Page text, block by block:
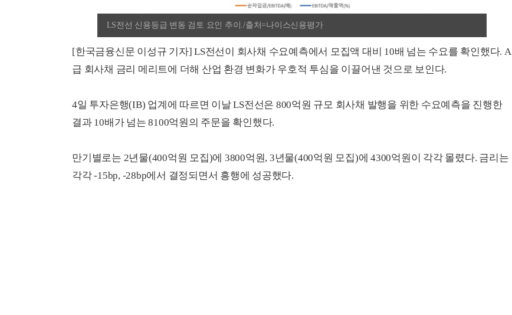
LS전선 신용등급 변동 검토 요인 추이./출처=나이스신용평가
[한국금융신문 이성규 기자] LS전선이 회사채 수요예측에서 모집액 대비 10배 넘는 수요를 확인했다. A
급 회사채 금리 메리트에 더해 산업 환경 변화가 우호적 투심을 이끌어낸 것으로 보인다.
4일 투자은행(IB) 업계에 따르면 이날 LS전선은 800억원 규모 회사채 발행을 위한 수요예측을 진행한
결과 10배가 넘는 8100억원의 주문을 확인했다.
만기별로는 2년물(400억원 모집)에 3800억원, 3년물(400억원 모집)에 4300억원이 각각 몰렸다. 금리는
각각 -15bp, -28bp에서 결정되면서 흥행에 성공했다.